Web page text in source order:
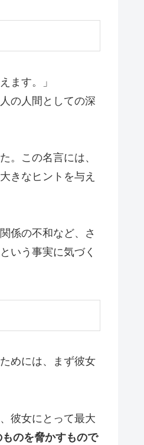
ます。」
の人間としての深
。この名言には、
きなヒントを与え
係の不和など、さ
という事実に気づく
めには、まず彼女
彼女にとって最大
のを脅かすもので